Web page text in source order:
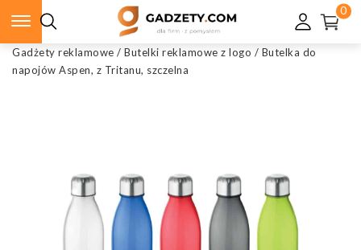
0
Gadżety reklamowe / Butelki reklamowe z logo / Butelka do
napojów Aspen, z Tritanu, szczelna